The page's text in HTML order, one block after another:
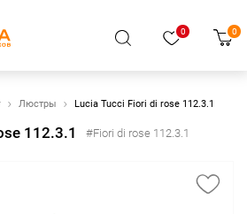
0 0
Люстры Lucia Tucci Fiori di rose 112.3.1
112.3.1 #Fiori di rose 112.3.1